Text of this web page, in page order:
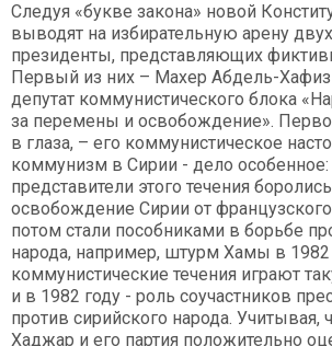
Следуя «букве закона» новой
выводят на избирательную арену
президенты, представляющих
Первый из них – Махер Абдель-
депутат коммунистического блока
за перемены и освобождение».
в глаза, – его коммунистическое
коммунизм в Сирии - дело особенное:
представители этого течения
освобождение Сирии от
потом стали пособниками в борьбе
народа, например, штурм Хамы в 1982
коммунистические течения играют
и в 1982 году - роль соучастников
против сирийского народа. Учитывая,
Хаджар и его партия положительно